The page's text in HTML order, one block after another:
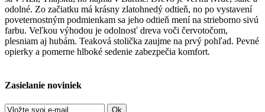
odolné. Zo začiatku má krásny zlatohnedý odtieň, no po vystavení
poveternostným podmienkam sa jeho odtieň mení na strieborno sivú
farbu. Veľkou výhodou je odolnosť dreva voči červotočom,
plesniam aj hubám. Teaková stolička zaujme na prvý pohľad. Pevné
opierky a pomerne hlboké sedenie zabezpečia komfort.
Zasielanie noviniek
Ok